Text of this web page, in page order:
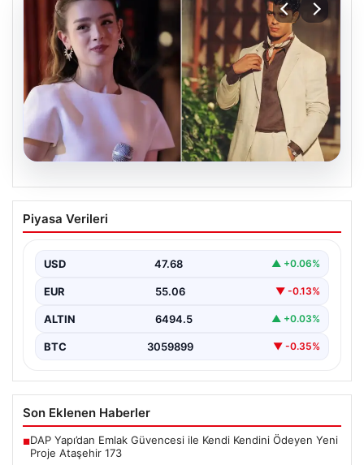
‘Yeraltı’ dizisinde şok olay! Babası suç
duyurusunda bulundu: ‘Kızımla reşit
Piyasa Verileri
USD 47.68 ▲ +0.06%
EUR 55.06 ▼ -0.13%
ALTIN 6494.5 ▲ +0.03%
BTC 3059899 ▼ -0.35%
Son Eklenen Haberler
■DAP Yapı’dan Emlak Güvencesi ile Kendi Kendini Ödeyen Yeni
Proje Ataşehir 173